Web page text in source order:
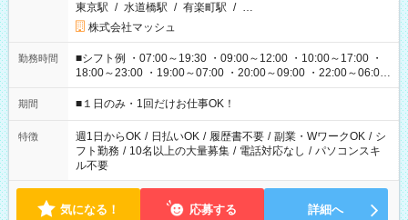
東京駅 / 水道橋駅 / 有楽町駅 / …
株式会社マッシュ
勤務時間
■シフト例 ・07:00～19:30 ・09:00～12:00 ・10:00～17:00 ・
18:00～23:00 ・19:00～07:00 ・20:00～09:00 ・22:00～06:00
etc ★最短で3時間で5,120円のお仕事から 15時間で2万円近く稼
げるお仕事も！ ご希望のお時間に合わせてご紹介！ ※シフトは
ください！
期間 ■１日のみ・1回だけお仕事OK！
特徴 週1日からOK / 日払いOK / 履歴書不要 / 副業・WワークOK / シ
フト勤務 / 10名以上の大量募集 / 電話対応なし / パソコンスキ
ル不要
気になる！ 応募する 詳細へ